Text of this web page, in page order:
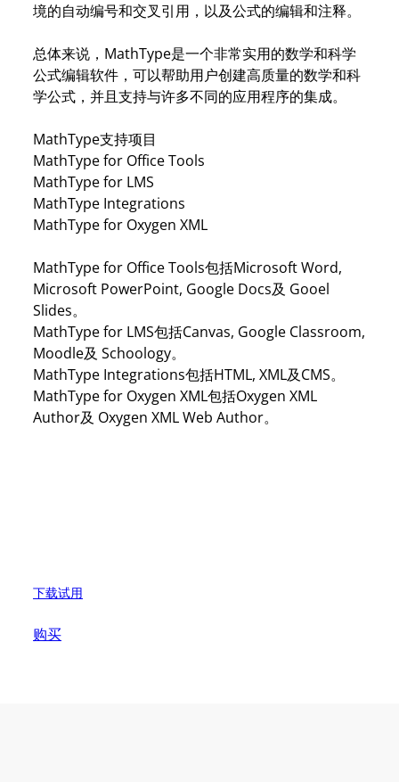
境的自动编号和交叉引用，以及公式的编辑和注释。
总体来说，MathType是一个非常实用的数学和科学
公式编辑软件，可以帮助用户创建高质量的数学和科
学公式，并且支持与许多不同的应用程序的集成。
MathType支持项目
MathType for Office Tools
MathType for LMS
MathType Integrations
MathType for Oxygen XML
MathType for Office Tools包括Microsoft Word,
Microsoft PowerPoint, Google Docs及 Gooel
Slides。
MathType for LMS包括Canvas, Google Classroom,
Moodle及 Schoology。
MathType Integrations包括HTML, XML及CMS。
MathType for Oxygen XML包括Oxygen XML
Author及 Oxygen XML Web Author。
下载试用
购买